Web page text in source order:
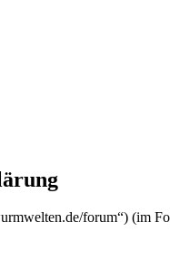
forum“) (im